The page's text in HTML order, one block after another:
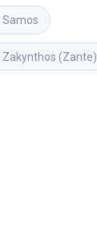
Samos
Zakynthos (Zante)